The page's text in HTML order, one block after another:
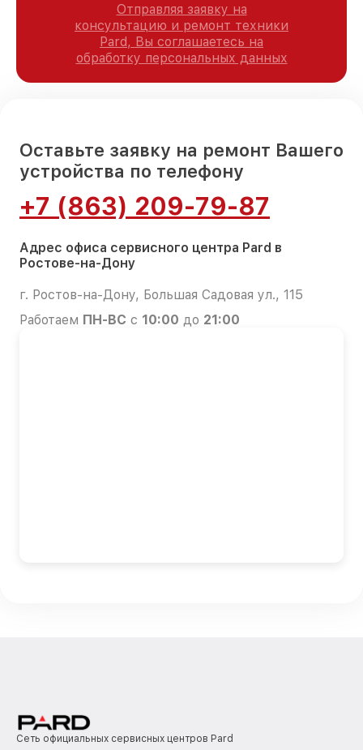
Отправляя заявку на
консультацию и ремонт техники
Pard, Вы соглашаетесь на
обработку персональных данных
Оставьте заявку на ремонт Вашего
устройства по телефону
+7 (863) 209-79-87
Адрес офиса сервисного центра Pard в
Ростове-на-Дону
г. Ростов-на-Дону, Большая Садовая ул., 115
Работаем ПН-ВС с 10:00 до 21:00
Сеть официальных сервисных центров Pard